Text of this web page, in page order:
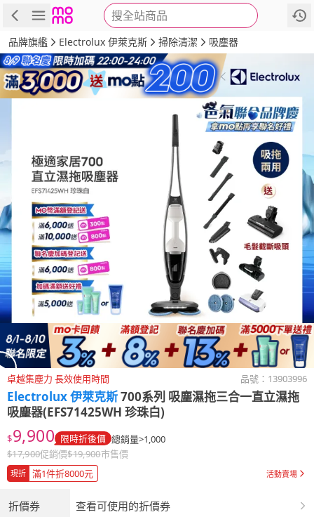
搜全站商品
商品 評價 詳情
品牌旗艦 Electrolux 伊萊克斯 掃除清潔 吸塵器
卓越集塵力 長效使用時間 品號： 13903996
Electrolux 伊萊克斯700系列 吸塵濕拖三合一直立濕拖
吸塵器(EFS71425WH 珍珠白)
$9,900 限時折後價 總銷量>1,000
$17,900促銷價$19,900市售價
現折 滿1件折8000元 活動賣場
折價券 查看可使用的折價券